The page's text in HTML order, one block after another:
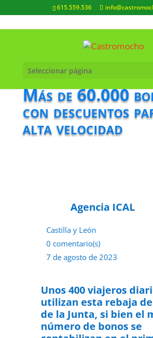
615.559.536
Seleccionar página
Más de 60.000
con descuentos
alta velocidad
Agencia ICAL
Castilla y León
0 comentario(s)
7 de agosto de 2023
Unos 400 viajeros
utilizan esta rebaja
de la Junta, si bien el
número de bonos se